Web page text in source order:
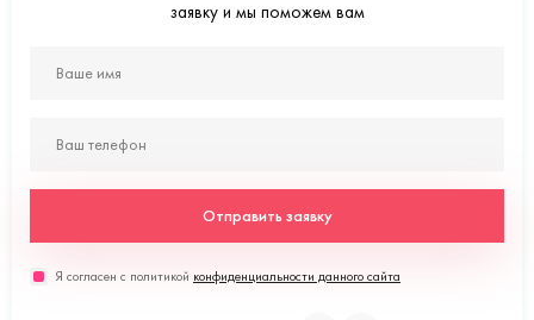
заявку и мы поможем вам
Отправить заявку
Я согласен с политикой конфиденциальности данного сайта